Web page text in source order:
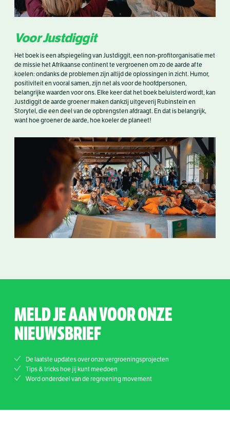
Voor Justdiggit
Het boek is een afspiegeling van Justdiggit, een non-profitorganisatie met
de missie het Afrikaanse continent te vergroenen om zo de aarde af te
koelen: ondanks de problemen zijn altijd de oplossingen in zicht. Humor,
positiviteit en vooral samen, zijn net als voor de hoofdpersonen,
belangrijke waarden voor ons. Elke keer dat het boek beluisterd wordt, kan
Justdiggit de aarde groener maken dankzij uitgeverij Rubinstein en
Storytel, die een deel van de opbrengsten afdraagt. En dat is belangrijk,
want hoe groener de aarde, hoe koeler de planeet!
MELD JE AAN VOOR ONZE
NIEUWSBRIEF
De laatste updates over onze vergroeningsprojecten
Tips & tricks hoe jij kunt meedoen
Word onderdeel van de regreening movement